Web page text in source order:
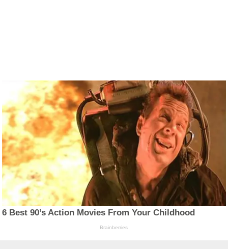
6 Best 90’s Action Movies From Your Childhood
Brainberries